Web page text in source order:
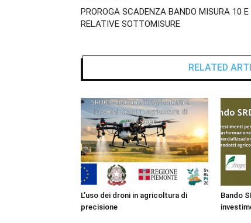
PROROGA SCADENZA BANDO MISURA 10 E
RELATIVE SOTTOMISURE
RELATED
L’uso dei droni in agricoltura di
precisione
Bando